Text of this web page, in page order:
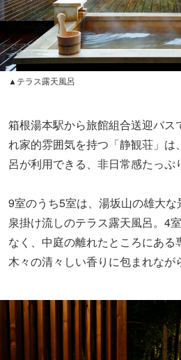
▲テラス露天風呂
箱根湯本駅から旅館組合送迎バ
れ家的雰囲気を持つ「静観荘」は
呂が利用できる、非日常感たっぷ
9室のうち5室は、湯坂山の雄大
泉掛け流しのテラス露天風呂。4
なく、中庭の離れたところにある
木々の清々しい香りに包まれなが